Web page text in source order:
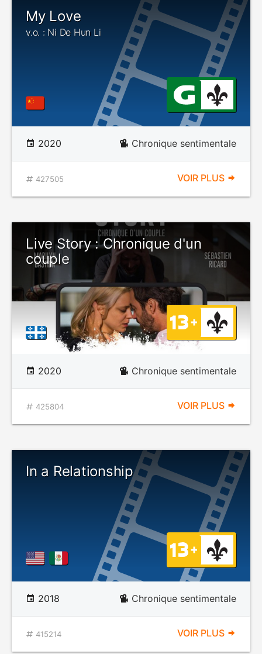
My Love
v.o. : Ni De Hun Li
2020 Chronique sentimentale
427505 VOIR PLUS
Live Story : Chronique d'un
couple
2020 Chronique sentimentale
425804 VOIR PLUS
In a Relationship
2018 Chronique sentimentale
415214 VOIR PLUS